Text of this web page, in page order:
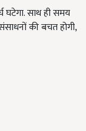
घटेगा. साथ ही समय
की बचत होगी,